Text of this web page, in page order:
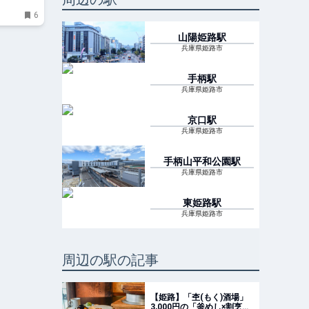
6
山陽姫路駅
兵庫県姫路市
手柄駅
兵庫県姫路市
京口駅
兵庫県姫路市
手柄山平和公園駅
兵庫県姫路市
東姫路駅
兵庫県姫路市
周辺の駅の記事
【姫路】「杢(もく)酒場」